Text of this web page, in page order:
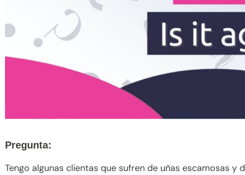
Pregunta:
Tengo algunas clientas que sufren de uñas escamosas y